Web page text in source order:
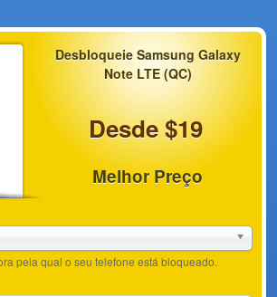
Desbloqueie Samsung Galaxy
Note LTE (QC)
Desde $19
Melhor Preço
pela qual o seu telefone está bloqueado.